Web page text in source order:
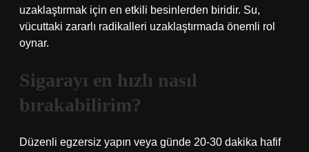
uzaklaştırmak için en etkili besinlerden biridir. Su,
vücuttaki zararlı radikalleri uzaklaştırmada önemli rol
oynar.
Sigarayı en hızlı nasıl
bırakabilirim?
Düzenli egzersiz yapın veya günde 20-30 dakika hafif